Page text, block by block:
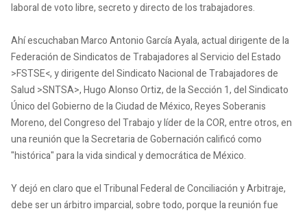
laboral de voto libre, secreto y directo de los trabajadores.
Ahí escuchaban Marco Antonio García Ayala, actual dirigente de la
Federación de Sindicatos de Trabajadores al Servicio del Estado
>FSTSE<, y dirigente del Sindicato Nacional de Trabajadores de
Salud >SNTSA>, Hugo Alonso Ortiz, de la Sección 1, del Sindicato
Único del Gobierno de la Ciudad de México, Reyes Soberanis
Moreno, del Congreso del Trabajo y líder de la COR, entre otros, en
una reunión que la Secretaria de Gobernación calificó como
"histórica" para la vida sindical y democrática de México.
Y dejó en claro que el Tribunal Federal de Conciliación y Arbitraje,
debe ser un árbitro imparcial, sobre todo, porque la reunión fue